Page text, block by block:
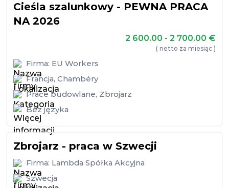
Cieśla szalunkowy - PEWNA PRACA
NA 2026
2 600.00 - 2 700.00 €
( netto za miesiąc )
Firma: EU Workers
Francja, Chambéry
Prace budowlane, Zbrojarz
Bez języka
Zbrojarz - praca w Szwecji
Firma: Lambda Spółka Akcyjna
Szwecja